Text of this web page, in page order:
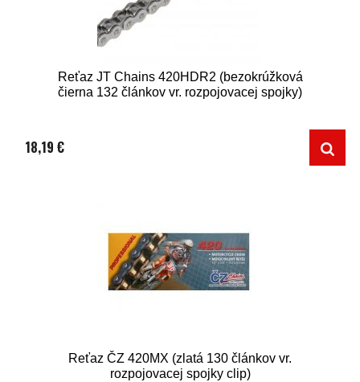
Reťaz JT Chains 420HDR2 (bezokrúžková
čierna 132 článkov vr. rozpojovacej spojky)
18,19 €
Reťaz ČZ 420MX (zlatá 130 článkov vr.
rozpojovacej spojky clip)